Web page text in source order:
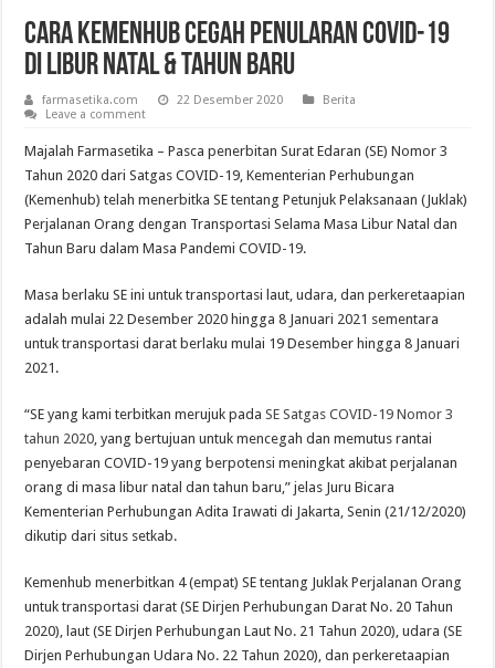
Cara Kemenhub Cegah Penularan COVID-19
di Libur Natal & Tahun Baru
farmasetika.com 22 Desember 2020
Berita
Leave a comment
Majalah Farmasetika – Pasca penerbitan Surat Edaran (SE) Nomor 3
Tahun 2020 dari Satgas COVID-19, Kementerian Perhubungan
(Kemenhub) telah menerbitka SE tentang Petunjuk Pelaksanaan (Juklak)
Perjalanan Orang dengan Transportasi Selama Masa Libur Natal dan
Tahun Baru dalam Masa Pandemi COVID-19.
Masa berlaku SE ini untuk transportasi laut, udara, dan perkeretaapian
adalah mulai 22 Desember 2020 hingga 8 Januari 2021 sementara
untuk transportasi darat berlaku mulai 19 Desember hingga 8 Januari
2021.
“SE yang kami terbitkan merujuk padaSE Satgas COVID-19 Nomor 3
tahun 2020 , yang bertujuan untuk mencegah dan memutus rantai
penyebaran COVID-19 yang berpotensi meningkat akibat perjalanan
orang di masa libur natal dan tahun baru,” jelas Juru Bicara
Kementerian Perhubungan Adita Irawati di Jakarta, Senin (21/12/2020)
dikutip dari situs setkab.
Kemenhub menerbitkan 4 (empat) SE tentang Juklak Perjalanan Orang
untuk transportasi darat (SE Dirjen Perhubungan Darat No. 20 Tahun
2020), laut (SE Dirjen Perhubungan Laut No. 21 Tahun 2020), udara (SE
Dirjen Perhubungan Udara No. 22 Tahun 2020), dan perkeretaapian